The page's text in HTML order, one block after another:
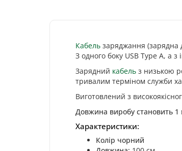
Кабель заряджання (зарядна
З одного боку USB Type A, а з
Зарядний кабель з низькою
тривалим терміном служби
Виготовлений з
Довжина виробу становить 1
Характеристики:
Колір чорний